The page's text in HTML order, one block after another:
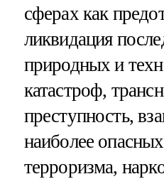
сферах как
ликвидация
природных и
катастроф,
преступность,
наиболее
терроризма,